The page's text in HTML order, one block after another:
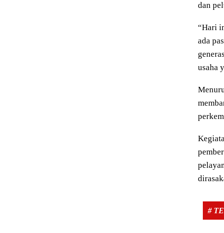
dan
“Hari
ada
usaha
#